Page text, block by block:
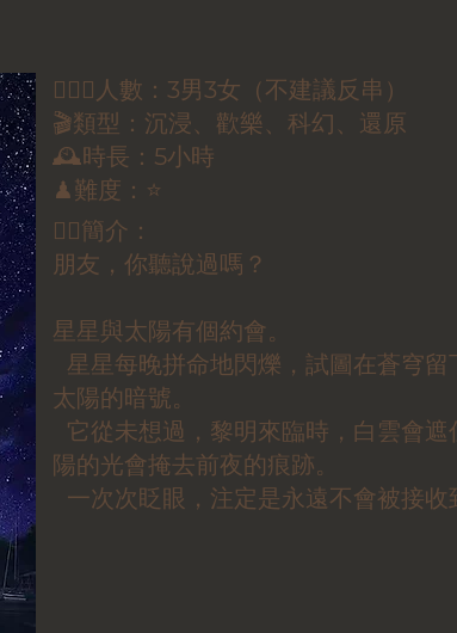
🕵🏻‍♀️人數：3男3女（不建議反串）
🎬類型：沉浸、歡樂、科幻、還原
🕰時長：5小時
♟難度：⭐️
✍🏼簡介：
朋友，你聽說過嗎？
星星與太陽有個約會。
星星每晚拼命地閃爍，試圖在蒼穹留
太陽的暗號。
它從未想過，黎明來臨時，白雲會遮
陽的光會掩去前夜的痕跡。
一次次眨眼，注定是永遠不會被接